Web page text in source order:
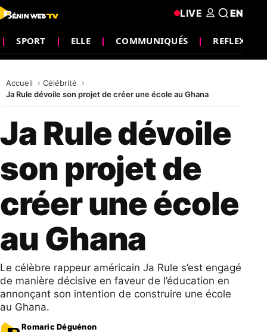
SPORT ELLE COMMUNIQUÉS REFLEXION
LIVE EN
Accueil
Célébrité
Ja Rule dévoile son projet de créer une école au Ghana
Ja Rule dévoile
son projet de
créer une école
au Ghana
Le célèbre rappeur américain Ja Rule s’est engagé
de manière décisive en faveur de l’éducation en
annonçant son intention de construire une école
au Ghana.
Romaric Déguénon